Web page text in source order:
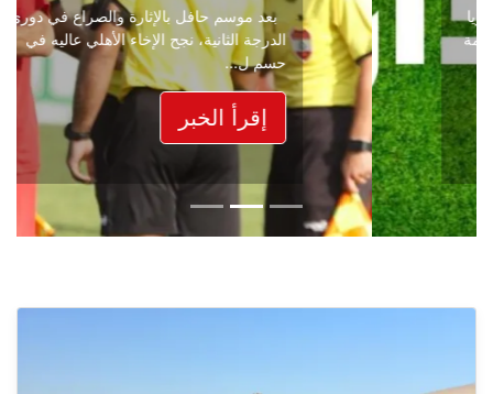
بعد موسم حافل بالإثارة والصراع في دوري
الدرجة الثانية، نجح الإخاء الأهلي عاليه في
حسم ل...
إقرأ الخبر